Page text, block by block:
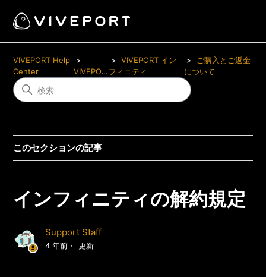
VIVEPORT Help
Center
VIVEPORT
VIVEPORT イン
フィニティ
ご購入とご返金
について
このセクションの記事
インフィニティの解約規定
Support Staff
4 年前 更新